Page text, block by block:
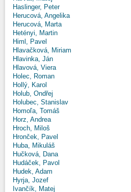
Haslinger, Peter
Herucová, Angelika
Herucová, Marta
Hetényi, Martin
Himl, Pavel
Hlavačková, Miriam
Hlavinka, Ján
Hlavová, Viera
Holec, Roman
Hollý, Karol
Holub, Ondřej
Holubec, Stanislav
Homoľa, Tomáš
Horz, Andrea
Hroch, Miloš
Hronček, Pavel
Huba, Mikuláš
Hučková, Dana
Hudáček, Pavol
Hudek, Adam
Hyrja, Jozef
Ivančík, Matej